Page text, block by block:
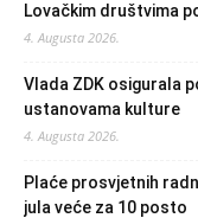
Lovačkim društvima
4. Augusta 2026.
Vlada ZDK osigurala
ustanovama kulture
4. Augusta 2026.
Plaće prosvjetnih
jula veće za 10 posto